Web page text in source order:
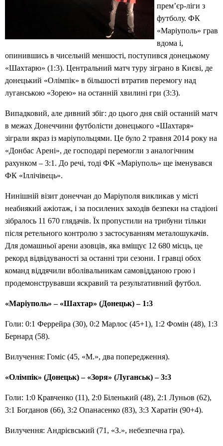
прем’єр-ліги з
футболу. ФК
«Маріуполь» грав
вдома і,
опинившись в чисельній меншості, поступився донецькому
«Шахтарю» (1:3). Центральний матч туру зіграно в Києві, де
донецький «Олімпік» в більшості втратив перемогу над
луганською «Зорею» на останній хвилині гри (3:3).
Випадковий, але дивний збіг: до цього дня свій останній матч
в межах Донеччини футболісти донецького «Шахтаря»
зіграли якраз із маріупольцями. Це було 2 травня 2014 року на
«Донбас Арені», де господарі перемогли з аналогічним
рахунком – 3:1. До речі, тоді ФК «Маріуполь» ще іменувався
ФК «Іллічівець».
Нинішній візит донеччан до Маріуполя викликав у місті
неабиякий ажіотаж, і за посилених заходів безпеки на стадіоні
зібралось 11 670 глядачів. Їх пропустили на трибуни тільки
після ретельного контролю з застосуванням металошукачів.
Для домашньої арени азовців, яка вміщує 12 680 місць, це
рекорд відвідуваності за останні три сезони. І гравці обох
команд віддячили вболівальникам самовідданою грою і
продемонструвавши яскравий та результативний футбол.
«Маріуполь» – «Шахтар» (Донецьк) – 1:3
Голи: 0:1 Феррейра (30), 0:2 Марлос (45+1), 1:2 Фомін (48), 1:3
Бернард (58).
Вилучення: Гоміс (45, «М.», два попередження).
«Олімпік» (Донецьк) – «Зоря» (Луганськ) – 3:3
Голи: 1:0 Кравченко (11), 2:0 Біленький (48), 2:1 Луньов (62),
3:1 Богданов (66), 3:2 Опанасенко (83), 3:3 Харатін (90+4).
Вилучення: Андрієвський (71, «З.», небезпечна гра).